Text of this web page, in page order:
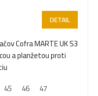
DETAIL
Cofra MARTE UK S3
a planžetou proti
45 46 47